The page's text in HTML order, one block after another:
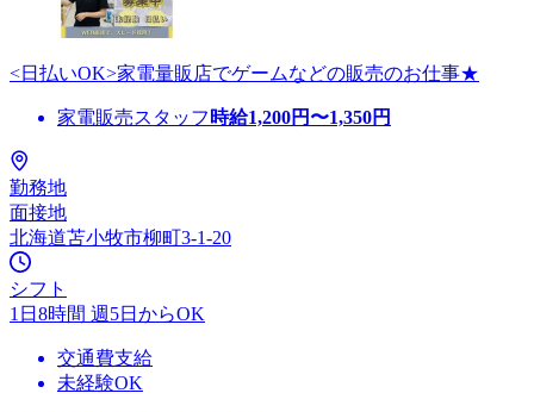
<日払いOK>家電量販店でゲームなどの販売のお仕事★
家電販売スタッフ 時給1,200円〜1,350円
勤務地
面接地
北海道苫小牧市柳町3-1-20
シフト
1日8時間 週5日からOK
交通費支給
未経験OK